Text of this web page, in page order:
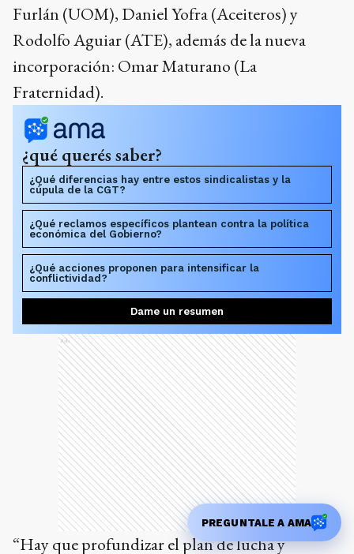
Furlán (UOM), Daniel Yofra (Aceiteros) y
Rodolfo Aguiar (ATE), además de la nueva
incorporación: Omar Maturano (La
Fraternidad).
¿qué querés saber?
¿Qué diferencias hay entre estos sindicalistas y la
cúpula de la CGT?
¿Qué reclamos específicos plantean contra la política
económica del Gobierno?
¿Qué acciones proponen para intensificar la
conflictividad?
Dame un resumen
Ads
“Hay que profundizar el plan de lucha y
PREGUNTALE A AMA